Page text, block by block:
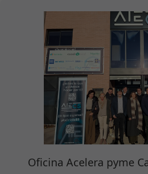
Oficina Acelera pyme